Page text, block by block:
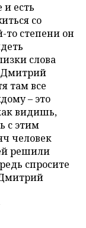
и есть
со
то степени он
слова
Дмитрий
там все
– это
видишь,
с этим
человек
решили
спросите